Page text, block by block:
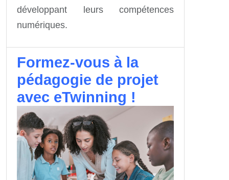
développant leurs compétences
numériques.
Formez-vous à la
pédagogie de projet
avec eTwinning !